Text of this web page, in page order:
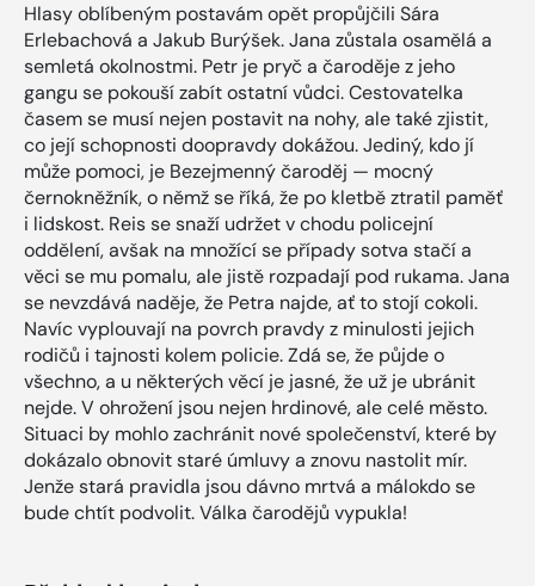
Hlasy oblíbeným postavám opět propůjčili Sára
Erlebachová a Jakub Burýšek. Jana zůstala osamělá a
semletá okolnostmi. Petr je pryč a čaroděje z jeho
gangu se pokouší zabít ostatní vůdci. Cestovatelka
časem se musí nejen postavit na nohy, ale také zjistit,
co její schopnosti doopravdy dokážou. Jediný, kdo jí
může pomoci, je Bezejmenný čaroděj — mocný
černokněžník, o němž se říká, že po kletbě ztratil paměť
i lidskost. Reis se snaží udržet v chodu policejní
oddělení, avšak na množící se případy sotva stačí a
věci se mu pomalu, ale jistě rozpadají pod rukama. Jana
se nevzdává naděje, že Petra najde, ať to stojí cokoli.
Navíc vyplouvají na povrch pravdy z minulosti jejich
rodičů i tajnosti kolem policie. Zdá se, že půjde o
všechno, a u některých věcí je jasné, že už je ubránit
nejde. V ohrožení jsou nejen hrdinové, ale celé město.
Situaci by mohlo zachránit nové společenství, které by
dokázalo obnovit staré úmluvy a znovu nastolit mír.
Jenže stará pravidla jsou dávno mrtvá a málokdo se
bude chtít podvolit. Válka čarodějů vypukla!